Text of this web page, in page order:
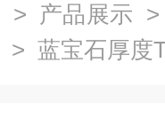
> 产品展示
> 蓝宝石厚度